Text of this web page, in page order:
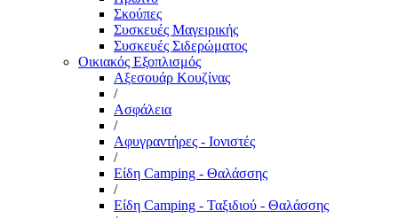
Σκούπες
Συσκευές Μαγειρικής
Συσκευές Σιδερώματος
Οικιακός Εξοπλισμός
Αξεσουάρ Κουζίνας
/
Ασφάλεια
/
Αφυγραντήρες - Ιονιστές
/
Είδη Camping - Θαλάσσης
/
Είδη Camping - Ταξιδιού - Θαλάσσης